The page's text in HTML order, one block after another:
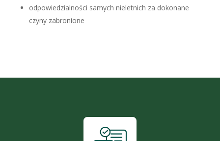
odpowiedzialności samych nieletnich za dokonane
czyny zabronione